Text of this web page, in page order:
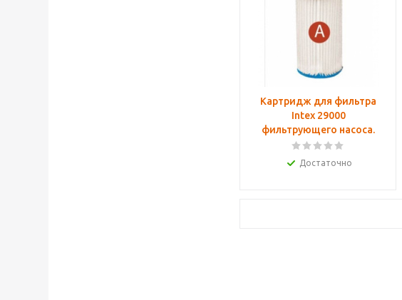
Картридж для фильтра
Intex 29000
фильтрующего насоса.
Достаточно